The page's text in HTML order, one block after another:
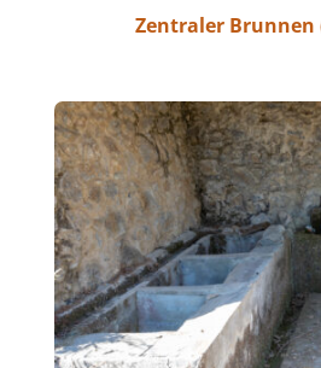
Zentraler Brunnen